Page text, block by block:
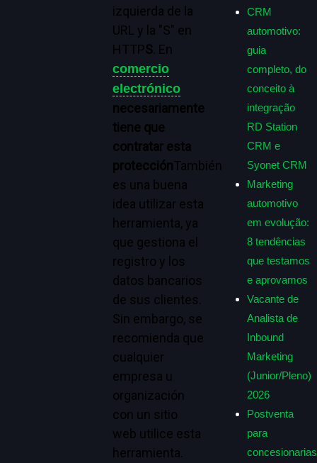
izquierda de la
URL y la "S" en
HTTPS. En
comercio
electrónico
necesariamente
tiene que
contratar esta
protecciónTambién
es una buena
idea utilizar esta
herramienta, ya
que gestiona el
registro y los
datos bancarios
de sus clientes.
Sin embargo, se
recomienda que
cualquier
empresa u
organización
con un sitio
web utilice esta
herramienta.
CRM
automotivo:
guia
completo, do
conceito à
integração
RD Station
CRM e
Syonet CRM
Marketing
automotivo
em evolução:
8 tendências
que testamos
e aprovamos
Vacante de
Analista de
Inbound
Marketing
(Junior/Pleno)
2026
Postventa
para